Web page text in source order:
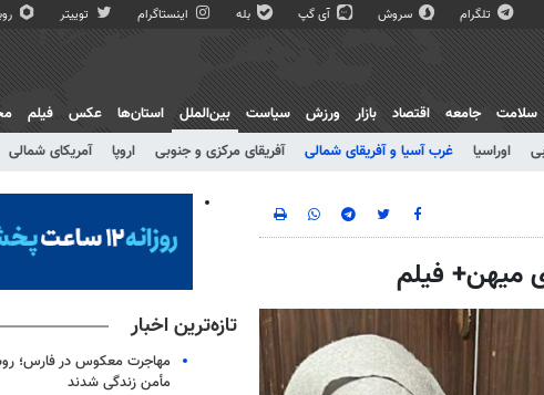
تلگرام سروش آی گپ بله اینستاگرام توییتر
سلامت جامعه اقتصاد بازار ورزش سیاست
بین‌الملل
اوراسیا غرب آسیا و آفریقای شمالی آفریقای مرکزی و جنوبی اروپا آمریکای شمالی
استان‌ها عکس فیلم
میهن+ فیلم
تازه‌ترین اخبار
مهاجرت معکوس در فارس؛
مأمن زندگی شدند